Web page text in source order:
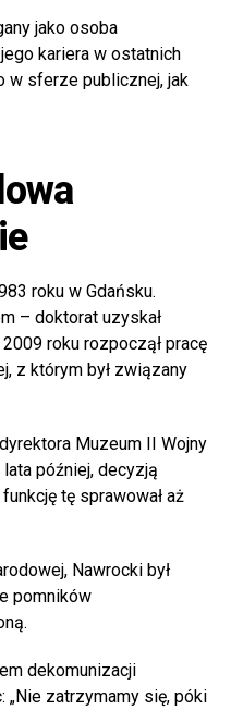
jako osoba
kariera w ostatnich
w sferze publicznej, jak
roku w Gdańsku.
– doktorat uzyskał
roku rozpoczął pracę
z którym był związany
Muzeum II Wojny
później, decyzją
tę sprawował aż
Nawrocki był
pomników
dekomunizacji
zatrzymamy się, póki